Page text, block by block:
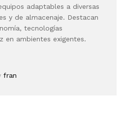
adaptables a diversas
y de almacenaje. Destacan
tecnologías
en ambientes exigentes.
fran